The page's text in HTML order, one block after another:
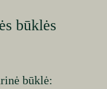
būklės
būklė: